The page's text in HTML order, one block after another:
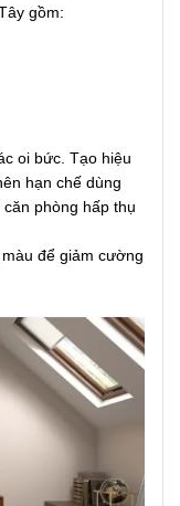
gồm:
oi bức. Tạo hiệu
hạn chế dùng
phòng hấp thụ
để giảm cường